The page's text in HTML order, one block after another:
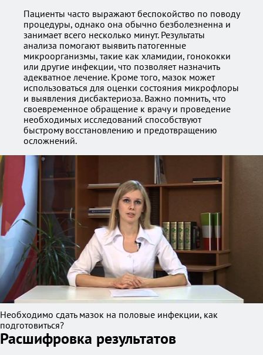
Пациенты часто выражают беспокойство по поводу
процедуры, однако она обычно безболезненна и
занимает всего несколько минут. Результаты
анализа помогают выявить патогенные
микроорганизмы, такие как хламидии, гонококки
или другие инфекции, что позволяет назначить
адекватное лечение. Кроме того, мазок может
использоваться для оценки состояния микрофлоры
и выявления дисбактериоза. Важно помнить, что
своевременное обращение к врачу и проведение
необходимых исследований способствуют
быстрому восстановлению и предотвращению
осложнений.
Необходимо сдать мазок на половые инфекции, как
подготовиться?
Расшифровка результатов